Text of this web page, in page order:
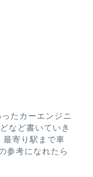
たカーエンジニ
など書いていき
最寄り駅まで車
参考になれたら